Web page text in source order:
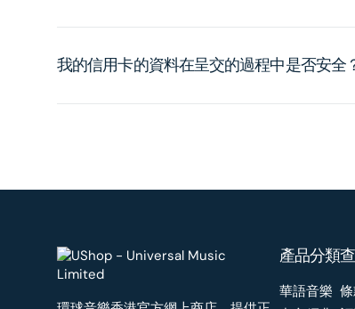
我的信用卡的資料在呈交的過程中是否安全
產品分類
華語音樂